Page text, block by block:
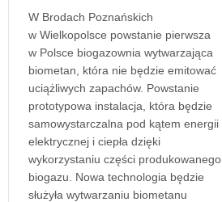
W Brodach Poznańskich
w Wielkopolsce powstanie pierwsza
w Polsce biogazownia wytwarzająca
biometan, która nie będzie emitować
uciążliwych zapachów. Powstanie
prototypowa instalacja, która będzie
samowystarczalna pod kątem energii
elektrycznej i ciepła dzięki
wykorzystaniu części produkowanego
biogazu. Nowa technologia będzie
służyła wytwarzaniu biometanu